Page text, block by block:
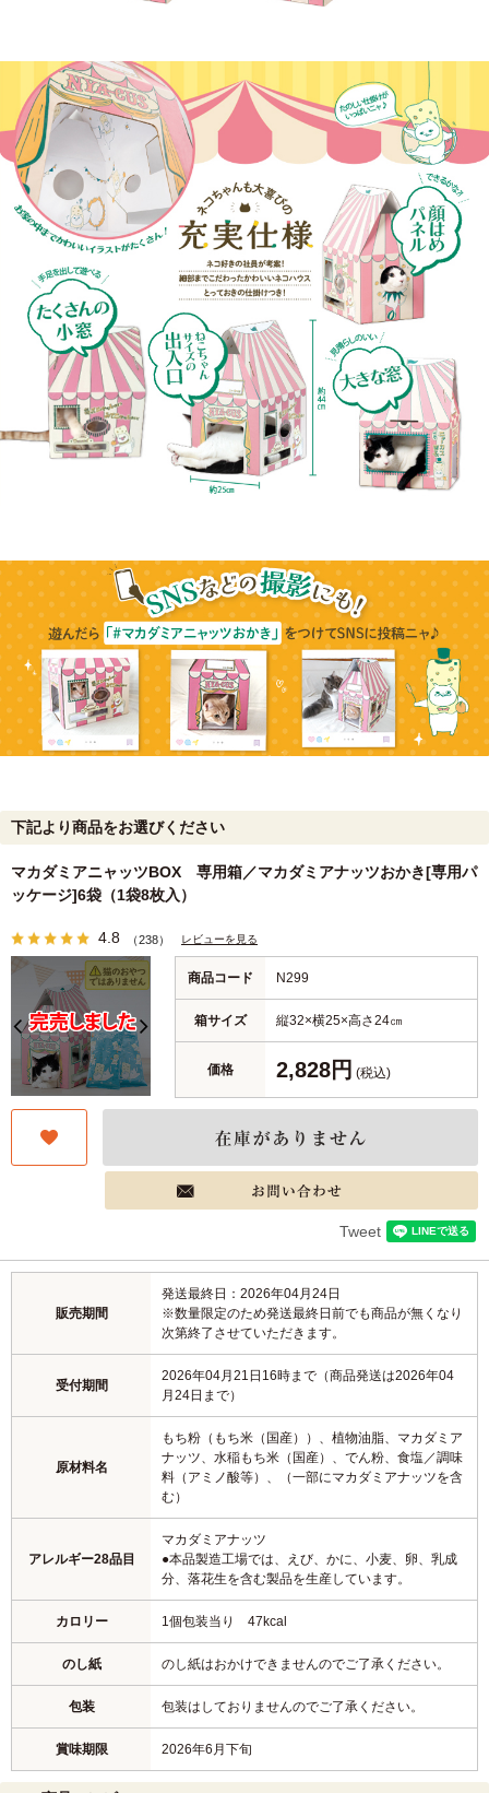
下記より商品をお選びください
マカダミアニャッツBOX 専用箱／マカダミアナッツおかき[専用パ
ッケージ]6袋（1袋8枚入）
4.8 （238） レビューを見る
商品コード N299
箱サイズ 縦32×横25×高さ24㎝
価格 2,828円 (税込)
Tweet
販売期間
発送最終日：2026年04月24日
※数量限定のため発送最終日前でも商品が無くなり
次第終了させていただきます。
受付期間
2026年04月21日16時まで（商品発送は2026年04
月24日まで）
原材料名
もち粉（もち米（国産））、植物油脂、マカダミア
ナッツ、水稲もち米（国産）、でん粉、食塩／調味
料（アミノ酸等）、（一部にマカダミアナッツを含
む）
アレルギー28品目
マカダミアナッツ
●本品製造工場では、えび、かに、小麦、卵、乳成
分、落花生を含む製品を生産しています。
カロリー 1個包装当り 47kcal
のし紙 のし紙はおかけできませんのでご了承ください。
包装 包装はしておりませんのでご了承ください。
賞味期限 2026年6月下旬